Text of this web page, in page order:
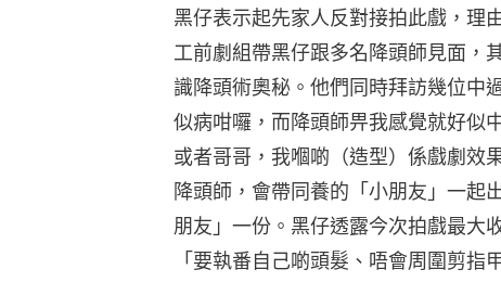
黑仔表示起先家人反對接拍此戲，理
工前劇組帶黑仔跟多名降頭師見面，
識降頭術奧秘。他們同時拜訪幾位中
似病咁囉，而降頭師畀我感覺就好似
或者哥哥，我嗰啲（造型）係戲劇效
降頭師，會帶同養的「小朋友」一起
朋友」一份。黑仔透露今次拍戲最大
「要執番自己啲頭髮、唔會周圍剪指